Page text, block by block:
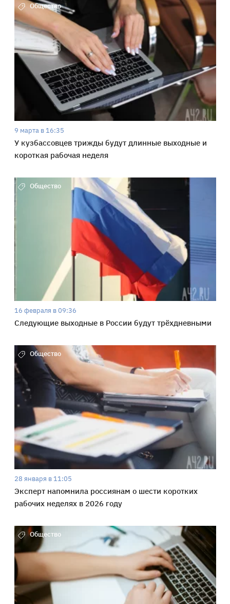
Общество
9 марта в 16:35
У кузбассовцев трижды будут длинные выходные и
короткая рабочая неделя
Общество
16 февраля в 09:36
Следующие выходные в России будут трёхдневными
Общество
28 января в 11:05
Эксперт напомнила россиянам о шести коротких
рабочих неделях в 2026 году
Общество